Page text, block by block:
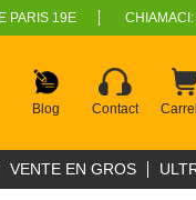
PARIS 19E CHIAMACI:
Blog Contact
VENTE EN GROS